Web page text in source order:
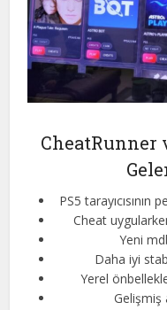
CheatRunner
PS5
Cheat
Yeni
Daha iyi
Yerel
Gelişmiş